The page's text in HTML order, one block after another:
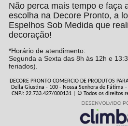
Não perca mais tempo e faça
escolha na Decore Pronto, a
Espelhos Sob Medida que
decoração!
*Horário de atendimento:
Segunda a Sexta das 8h às 12h e
feriados).
DECORE PRONTO COMERCIO DE PRODUTOS
Della Giustina - 100 - Nossa Senhora de Fátima
CNPJ: 22.733.427/000131 | © Todos os direitos